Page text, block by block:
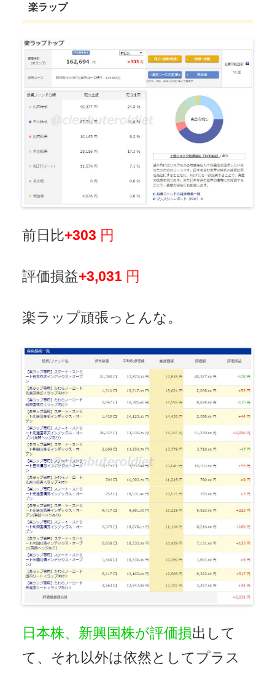
楽ラップ
前日比+303 円
評価損益+3,031 円
楽ラップ頑張っとんな。
日本株、新興国株が評価損出して
て、それ以外は依然としてプラス